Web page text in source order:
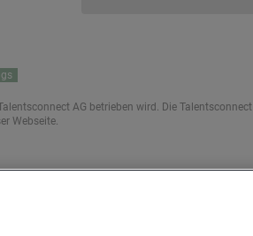
AG betrieben wird. Die
Webseite.